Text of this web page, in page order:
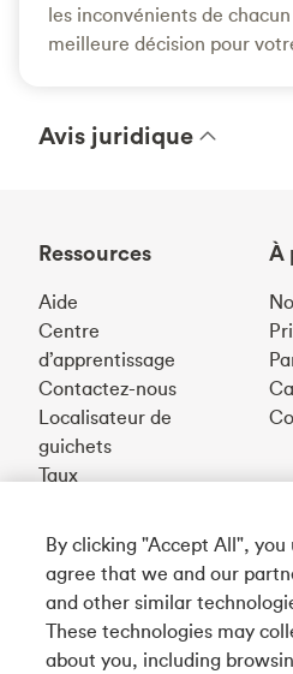
les inconvénients de
meilleure décision pour
Avis juridique
Ressources
Aide
Centre
d’apprentissage
Contactez-nous
Localisateur de
guichets
Taux
À
Téléchargez notre appli
Connectez-vous avec
By clicking "Accept All",
agree that we and our
and other similar
These technologies may
about you, including